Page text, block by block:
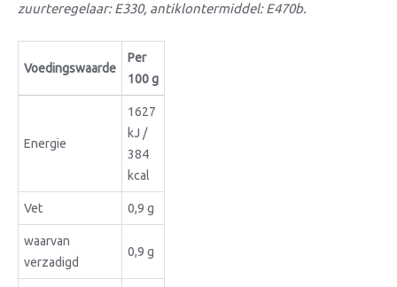
zuurteregelaar: E330, antiklontermiddel: E470b.
Voedingswaarde
Per
100 g
Energie
1627
kJ /
384
kcal
Vet 0,9 g
waarvan
verzadigd
0,9 g